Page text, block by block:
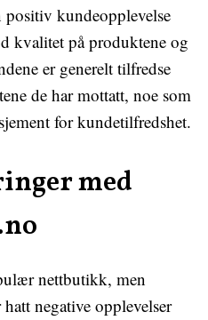
positiv kundeopplevelse
kvalitet på produktene og
er generelt tilfredse
de har mottatt, noe som
for kundetilfredshet.
med
nettbutikk, men
negative opplevelser